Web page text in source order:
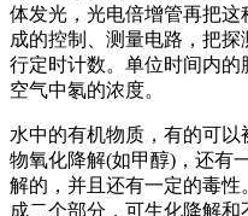
体发光，光电倍增管再把
成的控制、测量电路，把
行定时计数。单位时间内
空气中氡的浓度。
水中的有机物质，有的可
物氧化降解(如甲醇)，还有
解的，并且还有一定的毒
成二个部分，可生化降解和